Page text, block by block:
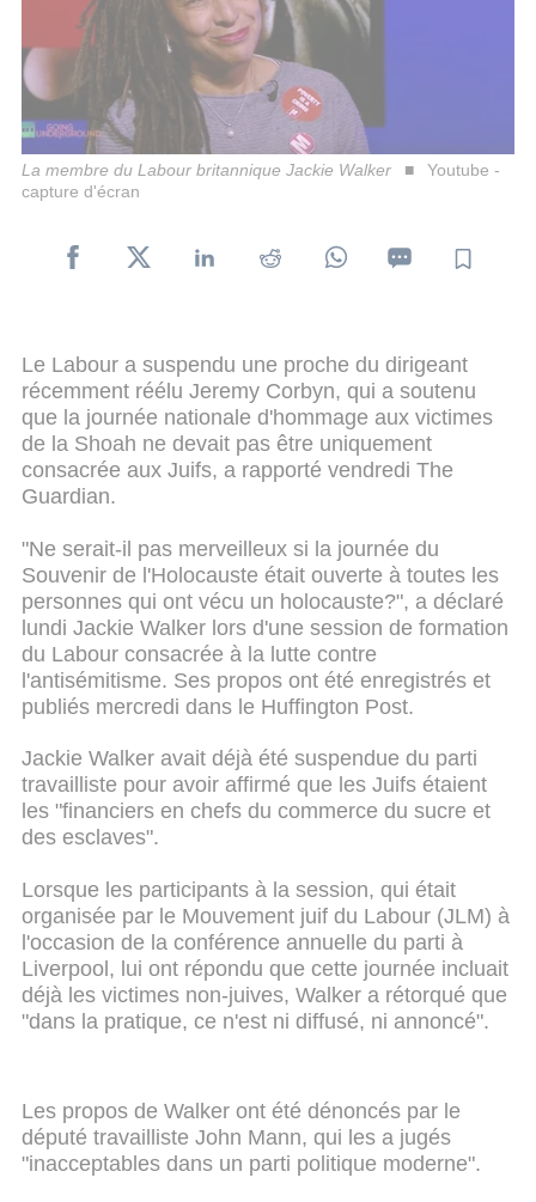
La membre du Labour britannique Jackie Walker
Youtube -
capture d'écran
Le Labour a suspendu une proche du dirigeant
récemment réélu Jeremy Corbyn, qui a soutenu
que la journée nationale d'hommage aux victimes
de la Shoah ne devait pas être uniquement
consacrée aux Juifs, a rapporté vendredi The
Guardian.
"Ne serait-il pas merveilleux si la journée du
Souvenir de l'Holocauste était ouverte à toutes les
personnes qui ont vécu un holocauste?", a déclaré
lundi Jackie Walker lors d'une session de formation
du Labour consacrée à la lutte contre
l'antisémitisme. Ses propos ont été enregistrés et
publiés mercredi dans le Huffington Post.
Jackie Walker avait déjà été suspendue du parti
travailliste pour avoir affirmé que les Juifs étaient
les "financiers en chefs du commerce du sucre et
des esclaves".
Lorsque les participants à la session, qui était
organisée par le Mouvement juif du Labour (JLM) à
l'occasion de la conférence annuelle du parti à
Liverpool, lui ont répondu que cette journée incluait
déjà les victimes non-juives, Walker a rétorqué que
"dans la pratique, ce n'est ni diffusé, ni annoncé".
Les propos de Walker ont été dénoncés par le
député travailliste John Mann, qui les a jugés
"inacceptables dans un parti politique moderne".